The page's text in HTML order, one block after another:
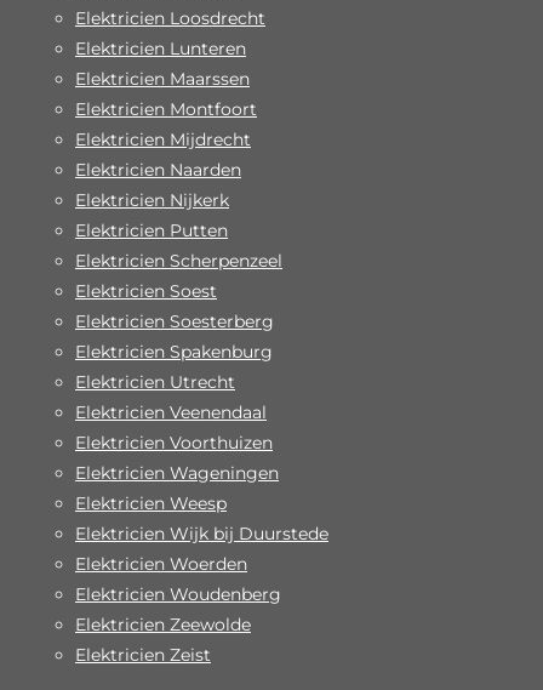
Elektricien Loosdrecht
Elektricien Lunteren
Elektricien Maarssen
Elektricien Montfoort
Elektricien Mijdrecht
Elektricien Naarden
Elektricien Nijkerk
Elektricien Putten
Elektricien Scherpenzeel
Elektricien Soest
Elektricien Soesterberg
Elektricien Spakenburg
Elektricien Utrecht
Elektricien Veenendaal
Elektricien Voorthuizen
Elektricien Wageningen
Elektricien Weesp
Elektricien Wijk bij Duurstede
Elektricien Woerden
Elektricien Woudenberg
Elektricien Zeewolde
Elektricien Zeist